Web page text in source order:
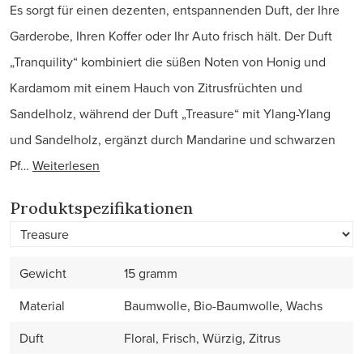
Es sorgt für einen dezenten, entspannenden Duft, der Ihre
Garderobe, Ihren Koffer oder Ihr Auto frisch hält. Der Duft
„Tranquility“ kombiniert die süßen Noten von Honig und
Kardamom mit einem Hauch von Zitrusfrüchten und
Sandelholz, während der Duft „Treasure“ mit Ylang-Ylang
und Sandelholz, ergänzt durch Mandarine und schwarzen
Pf… Weiterlesen
Produktspezifikationen
Gewicht
15 gramm
Material
Baumwolle, Bio-Baumwolle, Wachs
Duft
Floral, Frisch, Würzig, Zitrus